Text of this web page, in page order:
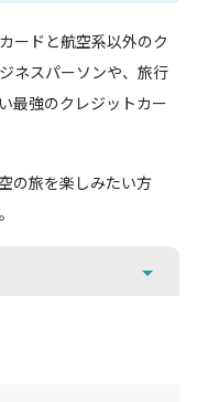
ードと航空系以外のク
ネスパーソンや、旅行
最強のクレジットカー
の旅を楽しみたい方